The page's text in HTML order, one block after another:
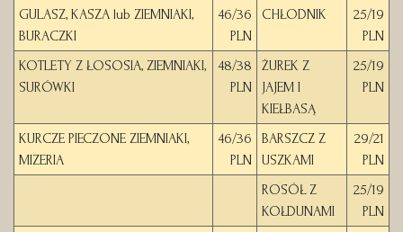
GULASZ, KASZA lub ZIEMNIAKI,
BURACZKI
46/36
PLN
CHŁODNIK
25/19
PLN
KOTLETY Z ŁOSOSIA, ZIEMNIAKI,
SURÓWKI
48/38
PLN
ŻUREK Z
JAJEM I
KIEŁBASĄ
25/19
PLN
KURCZE PIECZONE ZIEMNIAKI,
MIZERIA
46/36
PLN
BARSZCZ Z
USZKAMI
29/21
PLN
ROSÓŁ Z
KOŁDUNAMI
25/19
PLN